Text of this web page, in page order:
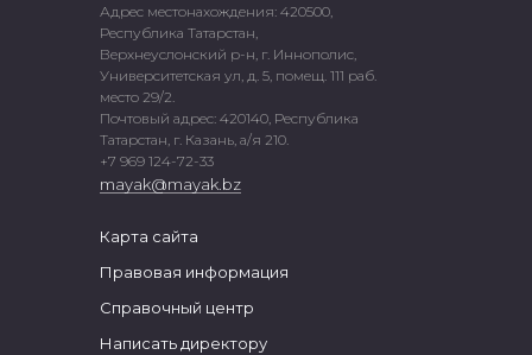
Адрес местонахождения: 420500,
Республика Татарстан,
Верхнеуслонский р-н, г. Иннополис,
Университетская ул, д. 5, помещ. 111 раб.
место 29/2.
Почтовый адрес: 420140, Республика
Татарстан, г. Казань, а/я 210.
+7 969 124-72-33
mayak@mayak.bz
Карта сайта
Правовая информация
Справочный центр
Написать директору